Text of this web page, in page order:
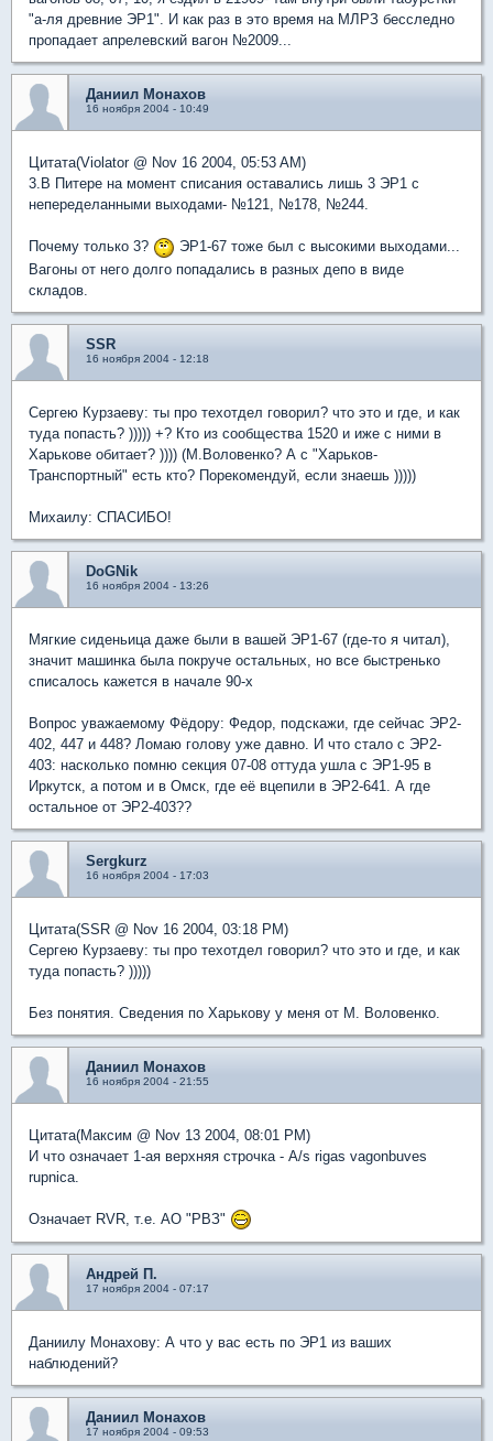
"а-ля древние ЭР1". И как раз в это время на МЛРЗ бесследно
пропадает апрелевский вагон №2009...
Даниил Монахов
16 ноября 2004 - 10:49
Цитата(Violator @ Nov 16 2004, 05:53 AM)
3.В Питере на момент списания оставались лишь 3 ЭР1 с
непеределанными выходами- №121, №178, №244.
Почему только 3?
ЭР1-67 тоже был с высокими выходами...
Вагоны от него долго попадались в разных депо в виде
складов.
SSR
16 ноября 2004 - 12:18
Cергею Курзаеву: ты про техотдел говорил? что это и где, и как
туда попасть? ))))) +? Кто из сообщества 1520 и иже с ними в
Харькове обитает? )))) (М.Воловенко? А с "Харьков-
Транспортный" есть кто? Порекомендуй, если знаешь )))))
Михаилу: СПАСИБО!
DoGNik
16 ноября 2004 - 13:26
Мягкие сиденьица даже были в вашей ЭР1-67 (где-то я читал),
значит машинка была покруче остальных, но все быстренько
списалось кажется в начале 90-х
Вопрос уважаемому Фёдору: Федор, подскажи, где сейчас ЭР2-
402, 447 и 448? Ломаю голову уже давно. И что стало с ЭР2-
403: насколько помню секция 07-08 оттуда ушла с ЭР1-95 в
Иркутск, а потом и в Омск, где её вцепили в ЭР2-641. А где
остальное от ЭР2-403??
Sergkurz
16 ноября 2004 - 17:03
Цитата(SSR @ Nov 16 2004, 03:18 PM)
Cергею Курзаеву: ты про техотдел говорил? что это и где, и как
туда попасть? )))))
Без понятия. Сведения по Харькову у меня от М. Воловенко.
Даниил Монахов
16 ноября 2004 - 21:55
Цитата(Максим @ Nov 13 2004, 08:01 PM)
И что означает 1-ая верхняя строчка - A/s rigas vagonbuves
rupnica.
Означает RVR, т.е. АО "РВЗ"
Андрей П.
17 ноября 2004 - 07:17
Даниилу Монахову: А что у вас есть по ЭР1 из ваших
наблюдений?
Даниил Монахов
17 ноября 2004 - 09:53